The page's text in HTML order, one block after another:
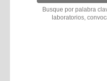
Busque por palabra
laboratorios,